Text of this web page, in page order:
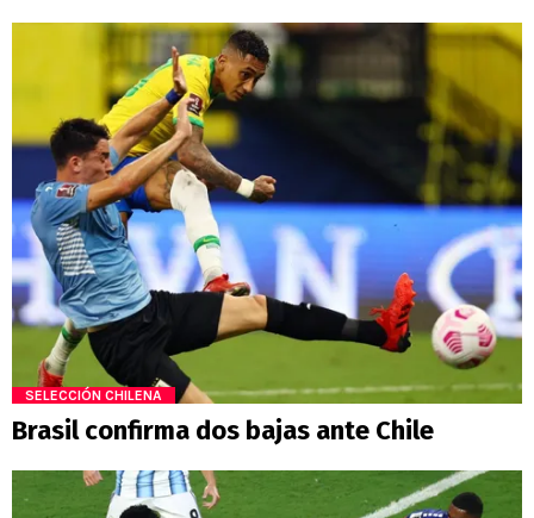
SELECCIÓN CHILENA
Brasil confirma dos bajas ante Chile